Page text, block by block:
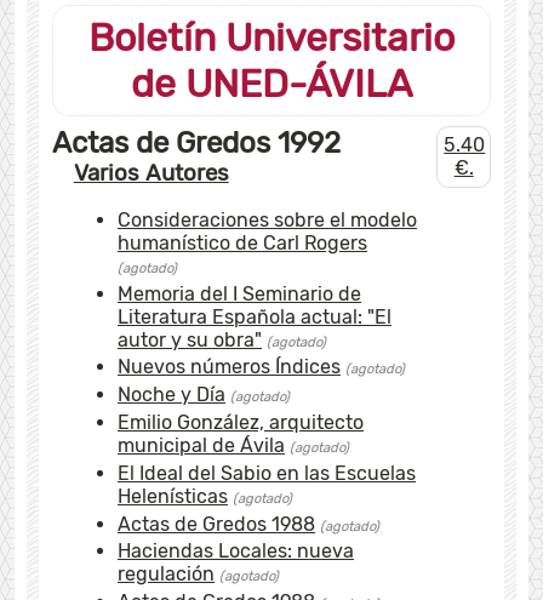
Boletín Universitario
de UNED-ÁVILA
5.40
€.
Actas de Gredos 1992
Varios Autores
Consideraciones sobre el modelo
humanístico de Carl Rogers
(agotado)
Memoria del I Seminario de
Literatura Española actual: "El
autor y su obra" (agotado)
Nuevos números Índices (agotado)
Noche y Día (agotado)
Emilio González, arquitecto
municipal de Ávila (agotado)
El Ideal del Sabio en las Escuelas
Helenísticas (agotado)
Actas de Gredos 1988 (agotado)
Haciendas Locales: nueva
regulación (agotado)